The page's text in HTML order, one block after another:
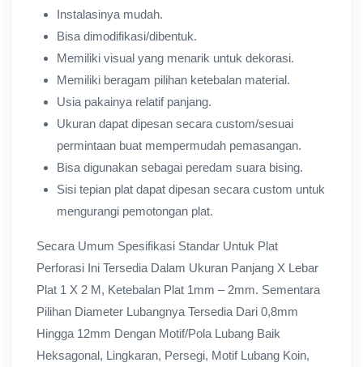
Instalasinya mudah.
Bisa dimodifikasi/dibentuk.
Memiliki visual yang menarik untuk dekorasi.
Memiliki beragam pilihan ketebalan material.
Usia pakainya relatif panjang.
Ukuran dapat dipesan secara custom/sesuai
permintaan buat mempermudah pemasangan.
Bisa digunakan sebagai peredam suara bising.
Sisi tepian plat dapat dipesan secara custom untuk
mengurangi pemotongan plat.
Secara Umum Spesifikasi Standar Untuk Plat
Perforasi Ini Tersedia Dalam Ukuran Panjang X Lebar
Plat 1 X 2 M, Ketebalan Plat 1mm – 2mm. Sementara
Pilihan Diameter Lubangnya Tersedia Dari 0,8mm
Hingga 12mm Dengan Motif/Pola Lubang Baik
Heksagonal, Lingkaran, Persegi, Motif Lubang Koin,